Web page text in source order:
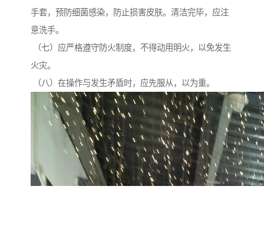
手套，预防细菌感染，防止损害皮肤。清洁完毕，应注
意洗手。
（七）应严格遵守防火制度，不得动用明火，以免发生
火灾。
（八）在操作与发生矛盾时，应先服从，以为重。